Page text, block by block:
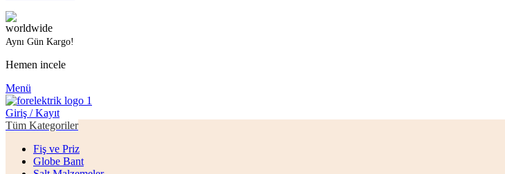
Aynı Gün Kargo!
Hemen incele
Menü
Giriş / Kayıt
Tüm Kategoriler
Fiş ve Priz
Globe Bant